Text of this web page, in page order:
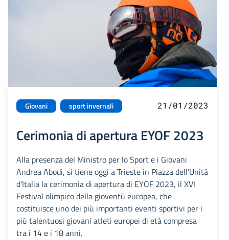
Giovani sport invernali 21/01/2023
Cerimonia di apertura EYOF 2023
Alla presenza del Ministro per lo Sport e i Giovani
Andrea Abodi, si tiene oggi a Trieste in Piazza dell'Unità
d'Italia la cerimonia di apertura di EYOF 2023, il XVI
Festival olimpico della gioventù europea, che
costituisce uno dei più importanti eventi sportivi per i
più talentuosi giovani atleti europei di età compresa
tra i 14 e i 18 anni.